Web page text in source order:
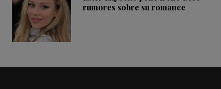
rumores sobre su romance